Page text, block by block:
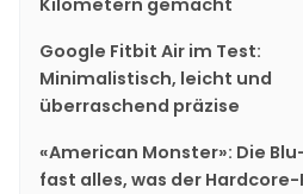
Kilometern gemacht
Google Fitbit Air im Test:
Minimalistisch, leicht und
überraschend präzise
«American Monster»: Die
fast alles, was der Hardcore-